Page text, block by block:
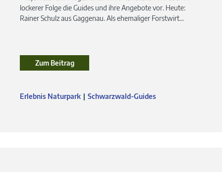
lockerer Folge die Guides und ihre Angebote vor. Heute:
Rainer Schulz aus Gaggenau. Als ehemaliger Forstwirt...
Zum Beitrag
Erlebnis Naturpark Schwarzwald-Guides